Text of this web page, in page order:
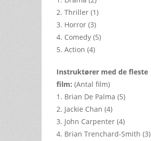
2. Thriller (1)
3. Horror (3)
4. Comedy (5)
5. Action (4)
Instruktører med de fleste
film: (Antal film)
1. Brian De Palma (5)
2. Jackie Chan (4)
3. John Carpenter (4)
4. Brian Trenchard-Smith (3)